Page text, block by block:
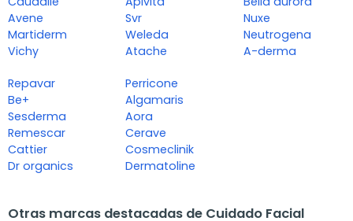
Avene
Martiderm
Vichy
Svr
Weleda
Atache
Nuxe
Neutrogena
A-derma
Repavar
Be+
Sesderma
Remescar
Cattier
Dr organics
Perricone
Algamaris
Aora
Cerave
Cosmeclinik
Dermatoline
Otras marcas destacadas de Cuidado Facial